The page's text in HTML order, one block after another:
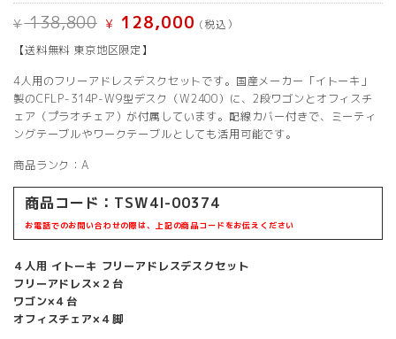
¥138,800 元
の
価
格
¥ 138,800
で
し
た。
¥ 128,000 現
在
は
¥ 128,000
で
す。
(税込）
【送料無料 東京地区限定】
4人用のフリーアドレスデスクセットです。国産メーカー「イトーキ」
製のCFLP-314P-W9型デスク（W2400）に、2段ワゴンとオフィスチ
ェア（プラオチェア）が付属しています。配線カバー付きで、ミーティ
ングテーブルやワークテーブルとしても活用可能です。
商品ランク：A
商品コード：TSW4I-00374
お電話でのお問い合わせの際は、上記の商品コードをお伝えください
４人用 イトーキ フリーアドレスデスクセット
フリーアドレス×２台
ワゴン×４台
オフィスチェア×４脚